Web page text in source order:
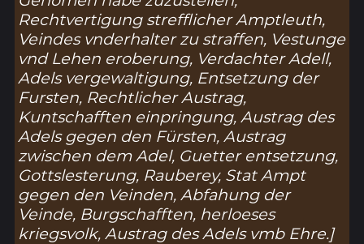
Rechtvertigung strefflicher Amptleuth,
Veindes vnderhalter zu straffen, Vestunge
vnd Lehen eroberung, Verdachter Adell,
Adels vergewaltigung, Entsetzung der
Fursten, Rechtlicher Austrag,
Kuntschafften einpringung, Austrag des
Adels gegen den Fürsten, Austrag
zwischen dem Adel, Guetter entsetzung,
Gottslesterung, Rauberey, Stat Ampt
gegen den Veinden, Abfahung der
Veinde, Burgschafften, herloeses
kriegsvolk, Austrag des Adels vmb Ehre.]